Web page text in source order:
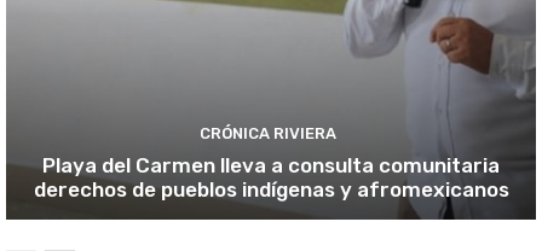
CRÓNICA RIVIERA
Playa del Carmen lleva a consulta comunitaria
derechos de pueblos indígenas y afromexicanos